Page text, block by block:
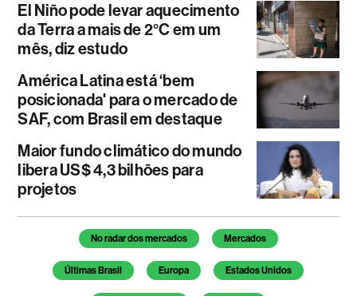
El Niño pode levar aquecimento
da Terra a mais de 2°C em um
mês, diz estudo
América Latina está ‘bem
posicionada' para o mercado de
SAF, com Brasil em destaque
Maior fundo climático do mundo
libera US$ 4,3 bilhões para
projetos
Temas deste artigoNo radar dos mercados Mercados
Últimas Brasil Europa Estados Unidos